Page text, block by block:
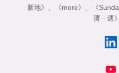
新地》 、 《more》 、 《
濟一週》